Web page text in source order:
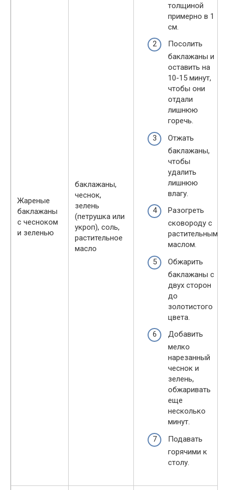
Жареные
баклажаны
с чесноком
и зеленью
баклажаны,
чеснок,
зелень
(петрушка или
укроп), соль,
растительное
масло
толщиной
примерно в 1
см.
Посолить
баклажаны и
оставить на
10-15 минут,
чтобы они
отдали
лишнюю
горечь.
Отжать
баклажаны,
чтобы
удалить
лишнюю
влагу.
Разогреть
сковороду с
растительным
маслом.
Обжарить
баклажаны с
двух сторон
до
золотистого
цвета.
Добавить
мелко
нарезанный
чеснок и
зелень,
обжаривать
еще
несколько
минут.
Подавать
горячими к
столу.